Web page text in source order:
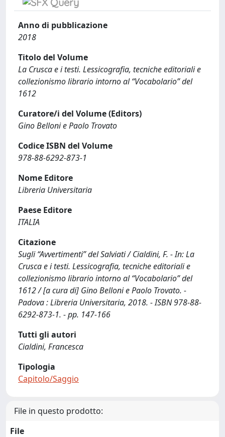
Anno di pubblicazione
2018
Titolo del Volume
La Crusca e i testi. Lessicografia, tecniche editoriali e
collezionismo librario intorno al “Vocabolario” del
1612
Curatore/i del Volume (Editors)
Gino Belloni e Paolo Trovato
Codice ISBN del Volume
978-88-6292-873-1
Nome Editore
Libreria Universitaria
Paese Editore
ITALIA
Citazione
Sugli “Avvertimenti” del Salviati / Cialdini, F. - In: La
Crusca e i testi. Lessicografia, tecniche editoriali e
collezionismo librario intorno al “Vocabolario” del
1612 / [a cura di] Gino Belloni e Paolo Trovato. -
Padova : Libreria Universitaria, 2018. - ISBN 978-88-
6292-873-1. - pp. 147-166
Tutti gli autori
Cialdini, Francesca
Tipologia
Capitolo/Saggio
File in questo prodotto:
File